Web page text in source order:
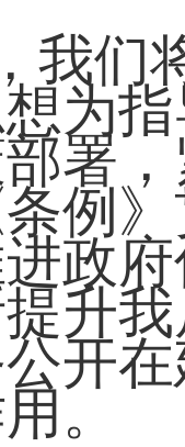
我们
为
署
例
政
升
开
。